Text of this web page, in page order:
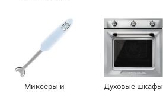
Миксеры и
Духовые шкафы